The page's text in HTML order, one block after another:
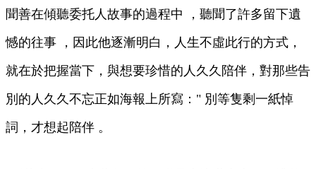
聞善在傾聽委托人故事的過程中 ，聽聞了許多留下遺
憾的往事 ，因此他逐漸明白，人生不虛此行的方式，
就在於把握當下，與想要珍惜的人久久陪伴 ，對那些告
別的人久久不忘正如海報上所寫：" 別等隻剩一紙悼
詞，才想起陪伴 。